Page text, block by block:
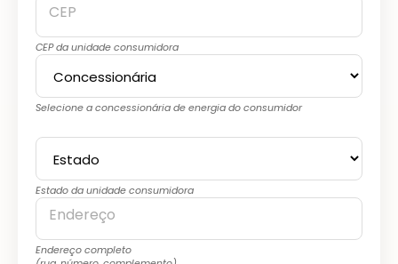
CEP
CEP da unidade consumidora
Selecione a concessionária de energia do consumidor
Estado da unidade consumidora
Endereço
Endereço completo